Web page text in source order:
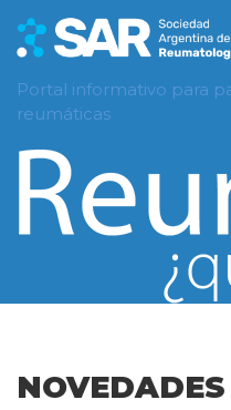
Portal informativo para
reumáticas